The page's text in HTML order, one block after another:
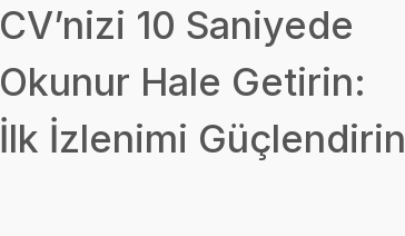
CV’nizi 10 Saniyede
Okunur Hale Getirin:
İlk İzlenimi Güçlendirin